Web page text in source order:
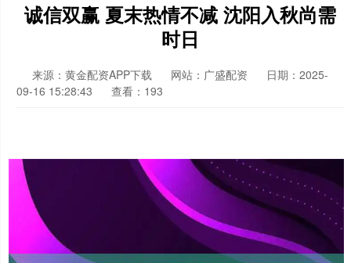
诚信双赢 夏末热情不减 沈阳入秋尚需
时日
来源：黄金配资APP下载 网站：广盛配资
日期：2025-
09-16 15:28:43
查看：193